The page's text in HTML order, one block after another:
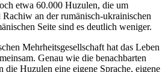
etwa 60.000 Huzulen, die um
an der rumänisch-ukrainischen
Seite sind es deutlich weniger.
Mehrheitsgesellschaft hat das Leben
Genau wie die benachbarten
Huzulen eine eigene Sprache, eigene